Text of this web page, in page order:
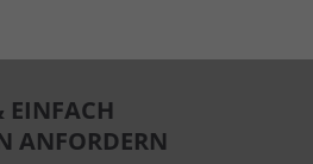
EINFACH
ANFORDERN